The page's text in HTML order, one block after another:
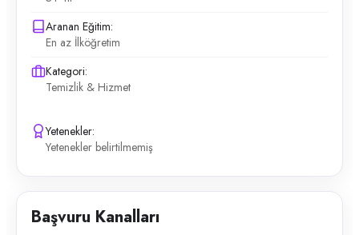
Aranan Eğitim:
En az İlköğretim
Kategori:
Temizlik & Hizmet
Yetenekler:
Yetenekler belirtilmemiş
Başvuru Kanalları